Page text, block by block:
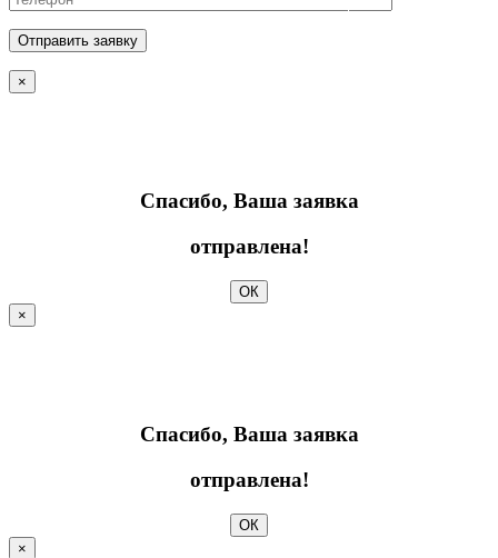
×
Спасибо, Ваша заявка
отправлена!
ОК
×
Спасибо, Ваша заявка
отправлена!
ОК
×